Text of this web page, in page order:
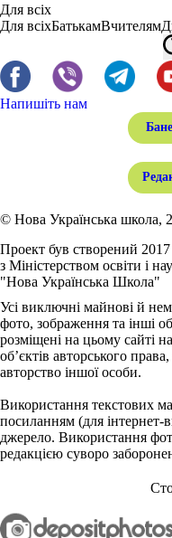
Для всіх
Для всіхБатькамВчителям
Напишіть нам
© Нова Українська школа,
Проект був створений
з Міністерством освіти і
"Нова Українська Школа"
Усі виключні майнові й
фото, зображення та інші
розміщені на цьому сайті
об’єктів авторського
авторство іншої особи.
Використання текстових
посиланням (для інтернет-
джерело. Використання
редакцією суворо